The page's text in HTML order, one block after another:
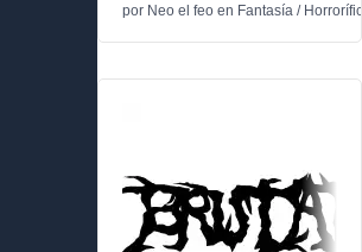
por Neo el feo en Fantasía /